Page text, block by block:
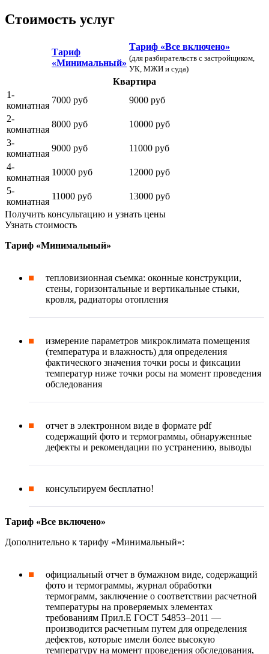
Стоимость услуг
Тариф
«Минимальный»
Тариф «Все включено»
(для разбирательств с застройщиком,
УК, МЖИ и суда)
Квартира
1-
комнатная
7000 руб
9000 руб
2-
комнатная
8000 руб
10000 руб
3-
комнатная
9000 руб
11000 руб
4-
комнатная
10000 руб
12000 руб
5-
комнатная
11000 руб
13000 руб
Получить консультацию и узнать цены
Узнать стоимость
Тариф «Минимальный»
тепловизионная съемка: оконные конструкции,
стены, горизонтальные и вертикальные стыки,
кровля, радиаторы отопления
измерение параметров микроклимата помещения
(температура и влажность) для определения
фактического значения точки росы и фиксации
температур ниже точки росы на момент проведения
обследования
отчет в электронном виде в формате pdf
содержащий фото и термограммы, обнаруженные
дефекты и рекомендации по устранению, выводы
консультируем бесплатно!
Тариф «Все включено»
Дополнительно к тарифу «Минимальный»:
официальный отчет в бумажном виде, содержащий
фото и термограммы, журнал обработки
термограмм, заключение о соответствии расчетной
температуры на проверяемых элементах
требованиям Прил.Е ГОСТ 54853–2011 —
производится расчетным путем для определения
дефектов, которые имели более высокую
температуру на момент проведения обследования,